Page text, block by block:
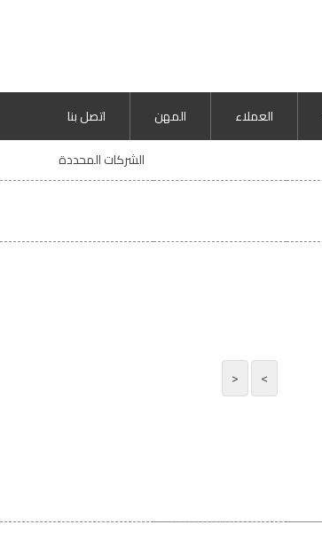
العملاء المهن
اتصل بنا
الشركات المحددة